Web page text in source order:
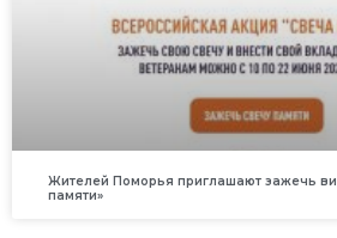
Жителей Поморья приглашают зажечь
памяти»